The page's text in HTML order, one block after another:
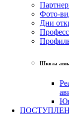
Фото-
Дни
Школа